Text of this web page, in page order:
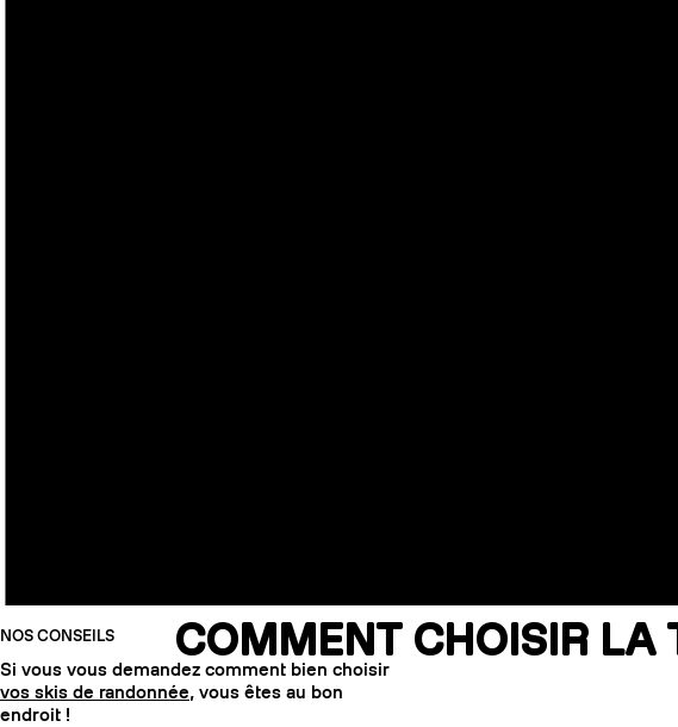
NOS CONSEILS COMMENT CHOISIR LA
Si vous vous demandez comment bien choisir
vos skis de randonnée, vous êtes au bon
endroit !